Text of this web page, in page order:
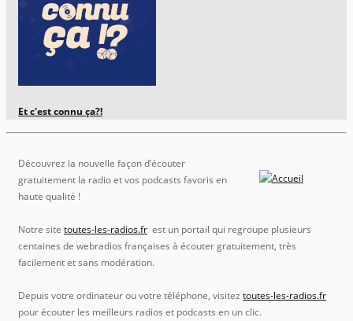
Et c'est connu ça?!
Découvrez la nouvelle façon d’écouter
gratuitement la radio et vos podcasts favoris en
haute qualité !
Notre site toutes-les-radios.fr est un portail qui regroupe plusieurs
centaines de webradios françaises à écouter gratuitement, très
facilement et sans modération.
Depuis votre ordinateur ou votre téléphone, visitez toutes-les-radios.fr
pour écouter les meilleurs radios et podcasts en un clic.